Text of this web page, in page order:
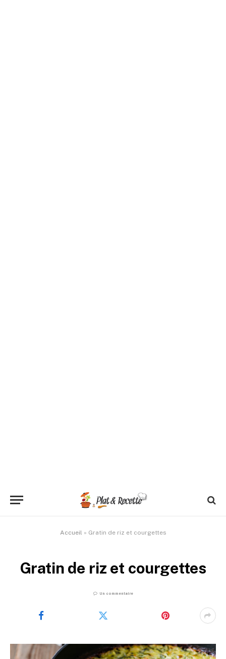
Accueil » Gratin de riz et courgettes
Gratin de riz et courgettes
Un commentaire